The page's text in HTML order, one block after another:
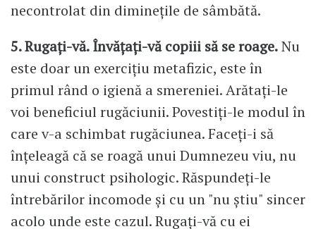
necontrolat din diminețile de sâmbătă.
5. Rugați-vă. Învățați-vă copiii să se roage.Nu
este doar un exercițiu metafizic, este în
primul rând o igienă a smereniei. Arătați-le
voi beneficiul rugăciunii. Povestiți-le modul în
care v-a schimbat rugăciunea. Faceți-i să
înțeleagă că se roagă unui Dumnezeu viu, nu
unui construct psihologic. Răspundeți-le
întrebărilor incomode și cu un "nu știu" sincer
acolo unde este cazul. Rugați-vă cu ei